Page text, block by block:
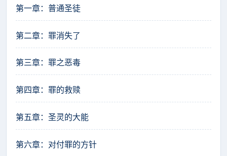
第一章：普通圣徒
第二章：罪消失了
第三章：罪之恶毒
第四章：罪的救赎
第五章：圣灵的大能
第六章：对付罪的方针